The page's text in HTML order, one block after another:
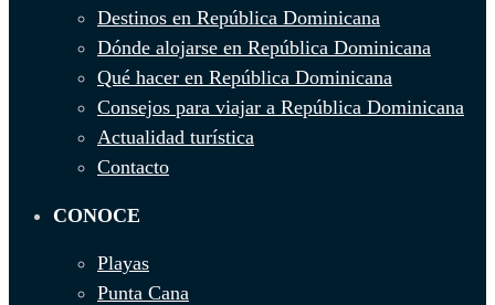
Destinos en República Dominicana
Dónde alojarse en República Dominicana
Qué hacer en República Dominicana
Consejos para viajar a República Dominicana
Actualidad turística
Contacto
CONOCE
Playas
Punta Cana